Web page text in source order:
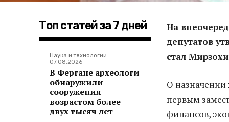
Топ статей за 7 дней
Наука и технологии
07.08.2026
В Фергане археологи
обнаружили
сооружения
возрастом более
двух тысяч лет
На
депутатов
стал
О
первым
финансов,